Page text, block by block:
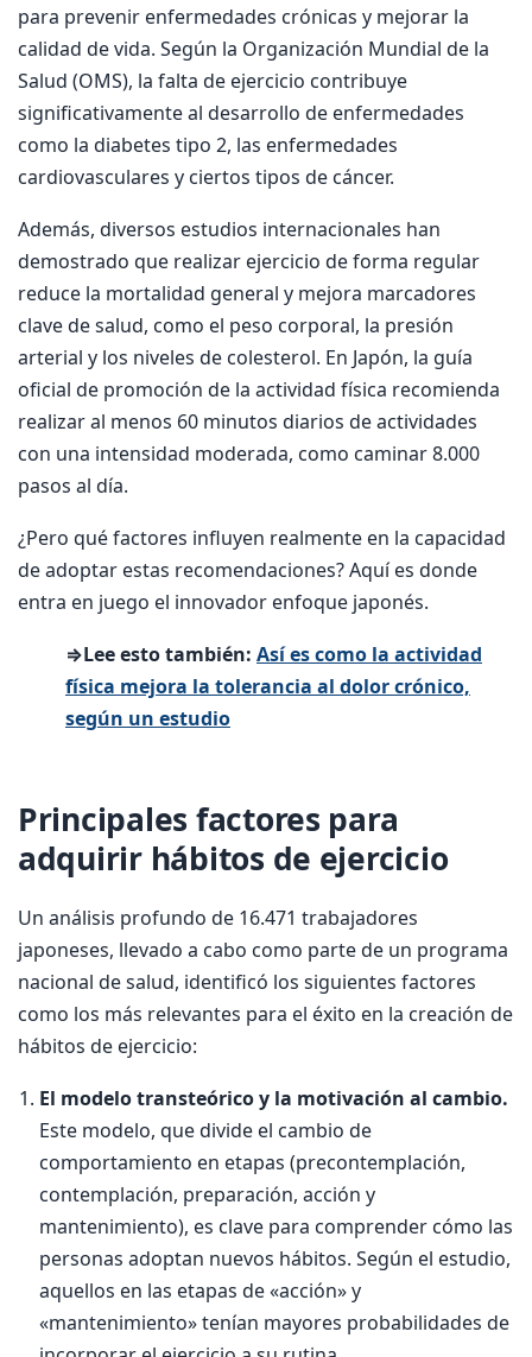
para prevenir enfermedades crónicas y mejorar la
calidad de vida. Según la Organización Mundial de la
Salud (OMS), la falta de ejercicio contribuye
significativamente al desarrollo de enfermedades
como la diabetes tipo 2, las enfermedades
cardiovasculares y ciertos tipos de cáncer.
Además, diversos estudios internacionales han
demostrado que realizar ejercicio de forma regular
reduce la mortalidad general y mejora marcadores
clave de salud, como el peso corporal, la presión
arterial y los niveles de colesterol. En Japón, la guía
oficial de promoción de la actividad física recomienda
realizar al menos 60 minutos diarios de actividades
con una intensidad moderada, como caminar 8.000
pasos al día.
¿Pero qué factores influyen realmente en la capacidad
de adoptar estas recomendaciones? Aquí es donde
entra en juego el innovador enfoque japonés.
⇒Lee esto también: Así es como la actividad
física mejora la tolerancia al dolor crónico,
según un estudio
Principales factores para
adquirir hábitos de ejercicio
Un análisis profundo de 16.471 trabajadores
japoneses, llevado a cabo como parte de un programa
nacional de salud, identificó los siguientes factores
como los más relevantes para el éxito en la creación de
hábitos de ejercicio:
El modelo transteórico y la motivación al cambio.
Este modelo, que divide el cambio de
comportamiento en etapas (precontemplación,
contemplación, preparación, acción y
mantenimiento), es clave para comprender cómo las
personas adoptan nuevos hábitos. Según el estudio,
aquellos en las etapas de «acción» y
«mantenimiento» tenían mayores probabilidades de